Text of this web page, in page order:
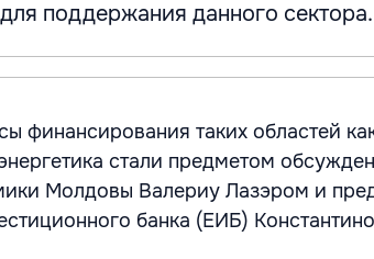
поддержания данного
финансирования таких областей
стали предметом
Молдовы Валериу Лазэром и
банка (ЕИБ)